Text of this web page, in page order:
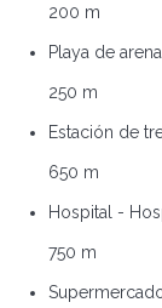
200 m
Playa de
250 m
Estación de
650 m
Hospital -
750 m